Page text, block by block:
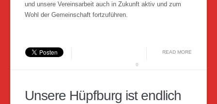
und unsere Vereinsarbeit auch in Zukunft aktiv und zum
Wohl der Gemeinschaft fortzuführen.
READ MORE
0
Unsere Hüpfburg ist endlich